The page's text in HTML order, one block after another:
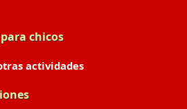
chicos
actividades